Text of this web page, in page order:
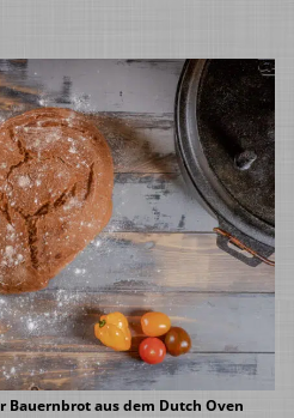
Bauernbrot aus dem Dutch Oven